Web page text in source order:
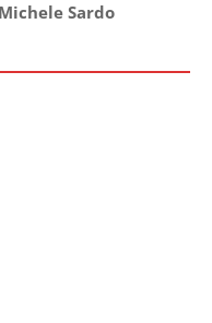
Michele Sardo